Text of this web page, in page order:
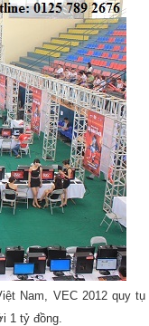
Nam, VEC 2012 quy tụ
1 tỷ đồng.